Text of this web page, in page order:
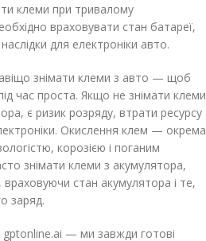
клеми при тривалому
враховувати стан батареї,
для електроніки авто.
знімати клеми з авто — щоб
час проста. Якщо не знімати клеми
є ризик розряду, втрати ресурсу
Окислення клем — окрема
корозією і поганим
знімати клеми з акумулятора,
стан акумулятора і те,
заряд.
— ми завжди готові